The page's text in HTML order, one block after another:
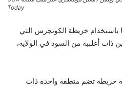
Today
باستخدام خريطة الكونجرس التي
ذات أغلبية من السود في الولاية،
الولاية خريطة تضم منطقة واحدة ذات